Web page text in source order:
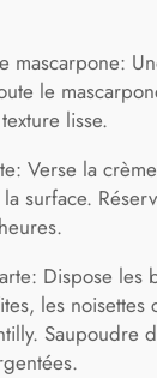
mascarpone:
le
lisse.
Verse la
surface.
Dispose les
les noisettes
Saupoudre